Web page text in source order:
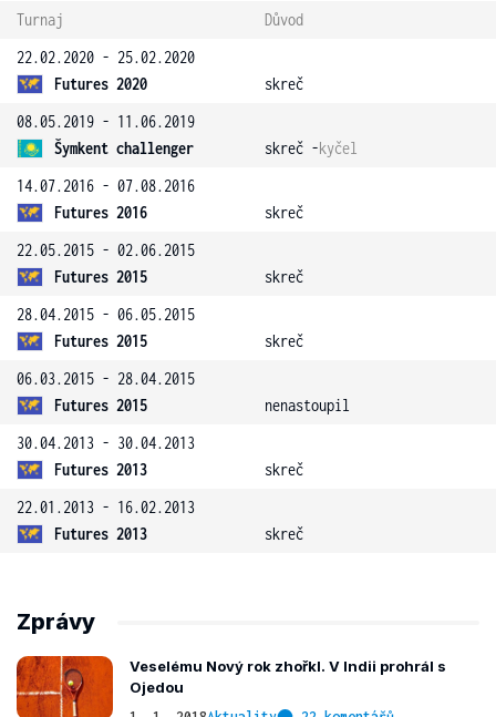
Turnaj
Důvod
22.02.2020 - 25.02.2020
Futures 2020
skreč
08.05.2019 - 11.06.2019
Šymkent challenger
skreč -kyčel
14.07.2016 - 07.08.2016
Futures 2016
skreč
22.05.2015 - 02.06.2015
Futures 2015
skreč
28.04.2015 - 06.05.2015
Futures 2015
skreč
06.03.2015 - 28.04.2015
Futures 2015
nenastoupil
30.04.2013 - 30.04.2013
Futures 2013
skreč
22.01.2013 - 16.02.2013
Futures 2013
skreč
Zprávy
Veselému Nový rok zhořkl. V Indii prohrál s
Ojedou